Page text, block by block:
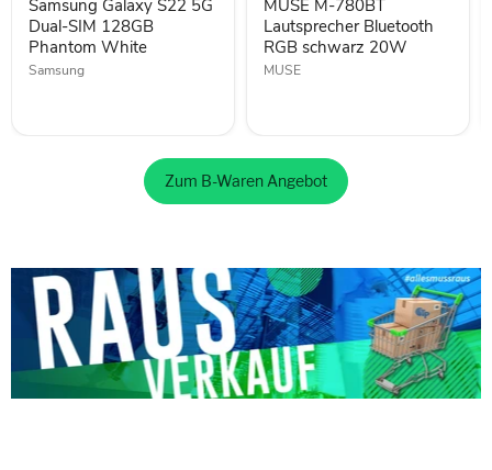
128GB
Phantom
White
Samsung Galaxy S22 5G
Dual-SIM 128GB
Phantom White
Samsung
schwarz
20W
MUSE M-780BT
Lautsprecher Bluetooth
RGB schwarz 20W
MUSE
Zum B-Waren Angebot